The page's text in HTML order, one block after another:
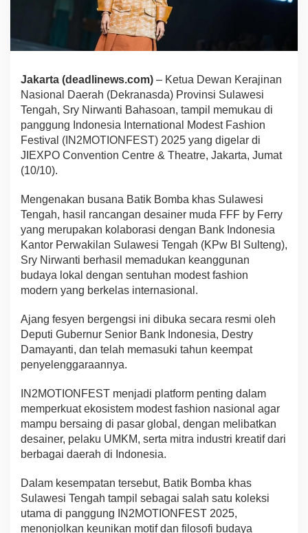
Jakarta (deadlinews.com) – Ketua Dewan Kerajinan
Nasional Daerah (Dekranasda) Provinsi Sulawesi
Tengah, Sry Nirwanti Bahasoan, tampil memukau di
panggung Indonesia International Modest Fashion
Festival (IN2MOTIONFEST) 2025 yang digelar di
JIEXPO Convention Centre & Theatre, Jakarta, Jumat
(10/10).
Mengenakan busana Batik Bomba khas Sulawesi
Tengah, hasil rancangan desainer muda FFF by Ferry
yang merupakan kolaborasi dengan Bank Indonesia
Kantor Perwakilan Sulawesi Tengah (KPw BI Sulteng),
Sry Nirwanti berhasil memadukan keanggunan
budaya lokal dengan sentuhan modest fashion
modern yang berkelas internasional.
Ajang fesyen bergengsi ini dibuka secara resmi oleh
Deputi Gubernur Senior Bank Indonesia, Destry
Damayanti, dan telah memasuki tahun keempat
penyelenggaraannya.
IN2MOTIONFEST menjadi platform penting dalam
memperkuat ekosistem modest fashion nasional agar
mampu bersaing di pasar global, dengan melibatkan
desainer, pelaku UMKM, serta mitra industri kreatif dari
berbagai daerah di Indonesia.
Dalam kesempatan tersebut, Batik Bomba khas
Sulawesi Tengah tampil sebagai salah satu koleksi
utama di panggung IN2MOTIONFEST 2025,
menonjolkan keunikan motif dan filosofi budaya